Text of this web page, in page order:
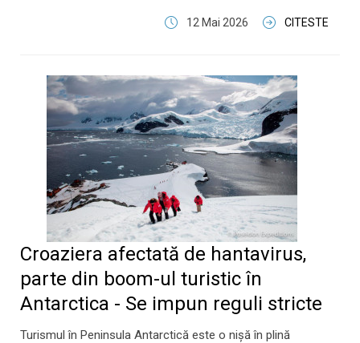
12 Mai 2026 CITESTE
Croaziera afectată de hantavirus,
parte din boom-ul turistic în
Antarctica - Se impun reguli stricte
Turismul în Peninsula Antarctică este o nișă în plină